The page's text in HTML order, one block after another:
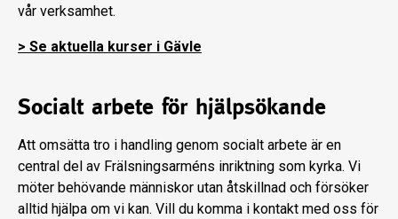
vår verksamhet.
> Se aktuella kurser i Gävle
Socialt arbete för hjälpsökande
Att omsätta tro i handling genom socialt arbete är en
central del av Frälsningsarméns inriktning som kyrka. Vi
möter behövande människor utan åtskillnad och försöker
alltid hjälpa om vi kan. Vill du komma i kontakt med oss för